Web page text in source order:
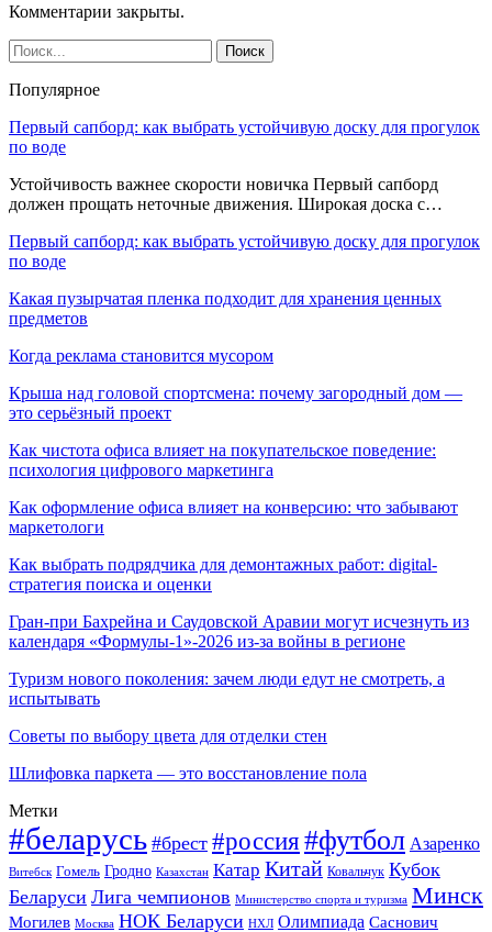
Комментарии закрыты.
Популярное
Первый сапборд: как выбрать устойчивую доску для прогулок
по воде
Устойчивость важнее скорости новичка Первый сапборд
должен прощать неточные движения. Широкая доска с…
Первый сапборд: как выбрать устойчивую доску для прогулок
по воде
Какая пузырчатая пленка подходит для хранения ценных
предметов
Когда реклама становится мусором
Крыша над головой спортсмена: почему загородный дом —
это серьёзный проект
Как чистота офиса влияет на покупательское поведение:
психология цифрового маркетинга
Как оформление офиса влияет на конверсию: что забывают
маркетологи
Как выбрать подрядчика для демонтажных работ: digital-
стратегия поиска и оценки
Гран-при Бахрейна и Саудовской Аравии могут исчезнуть из
календаря «Формулы-1»-2026 из-за войны в регионе
Туризм нового поколения: зачем люди едут не смотреть, а
испытывать
Советы по выбору цвета для отделки стен
Шлифовка паркета — это восстановление пола
Метки
#беларусь #брест #россия#футбол Азаренко
Витебск Гомель Гродно Казахстан Катар Китай Ковальчук Кубок
Беларуси Лига чемпионов Министерство спорта и туризма Минск
Могилев Москва НОК Беларуси НХЛ Олимпиада Саснович